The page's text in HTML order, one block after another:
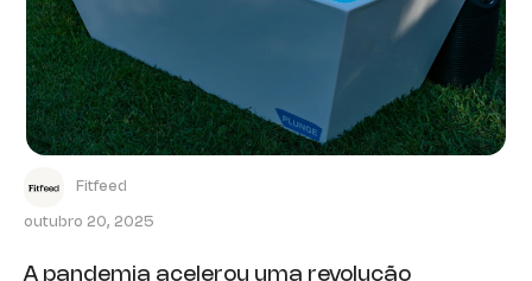
Fitfeed
outubro 20, 2025
A pandemia acelerou uma revolução